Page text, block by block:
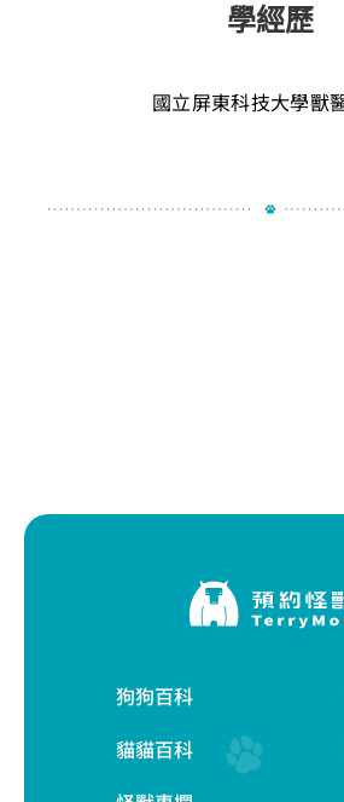
學經歷
國立屏東科技大學獸
狗狗百科
貓貓百科